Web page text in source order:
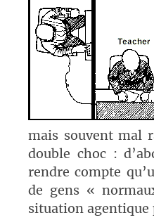
mais souvent mal
double choc :
rendre compte
de gens «
situation agentique